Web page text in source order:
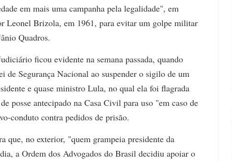
em mais uma campanha pela legalidade", em
Leonel Brizola, em 1961, para evitar um golpe militar
Quadros.
ficou evidente na semana passada, quando
Segurança Nacional ao suspender o sigilo de um
e quase ministro Lula, no qual ela foi flagrada
posse antecipado na Casa Civil para uso "em caso de
conduto contra pedidos de prisão.
que, no exterior, "quem grampeia presidente da
a Ordem dos Advogados do Brasil decidiu apoiar o